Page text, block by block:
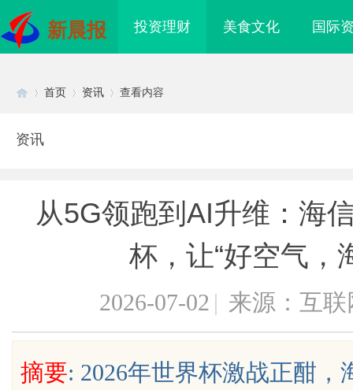
新晨报 投资理财 美食文化 国际
首页 资讯 查看内容
资讯
从5G领跑到AI升维：海
杯，让“好空气，
2026-07-02 | 来源：互联
摘要: 2026年世界杯激战正酣
南